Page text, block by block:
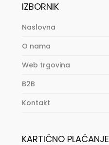
IZBORNIK
Naslovna
O nama
Web trgovina
B2B
Kontakt
KARTIČNO PLAĆANJE